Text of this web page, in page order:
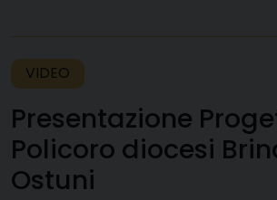
VIDEO
Presentazione
Policoro diocesi
Ostuni